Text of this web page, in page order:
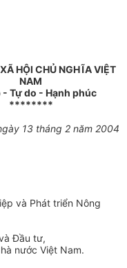
HỘI CHỦ NGHĨA VIỆT
NAM
Tự do - Hạnh phúc
********
13 tháng 2 năm 2004
và Phát triển Nông
Đầu tư,
nước Việt Nam.